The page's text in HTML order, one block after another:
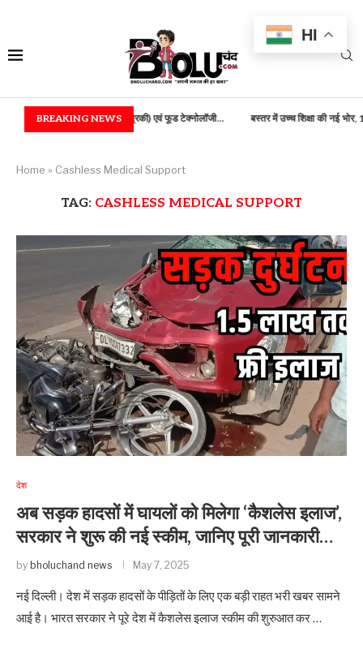
BREAKING NEWS
(कृषि अभियांत्रिकी) एवं फूड टेक्नोलॉजी... बस्तर में उच्च शिक्षा की नई भोर, 100...
Home » Cashless Medical Support
TAG: CASHLESS MEDICAL SUPPORT
देश
अब सड़क हादसों में घायलों को मिलेगा ‘कैशलेस इलाज’,
सरकार ने शुरू की नई स्कीम, जानिए पूरी जानकारी…
by bholuchand news May 7, 2025
नई दिल्ली। देश में सड़क हादसों के पीड़ितों के लिए एक बड़ी राहत भरी खबर सामने
आई है। भारत सरकार ने पूरे देश में कैशलेस इलाज स्कीम की शुरुआत कर …
HI